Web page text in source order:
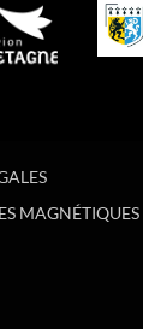
MAGNÉTIQUES